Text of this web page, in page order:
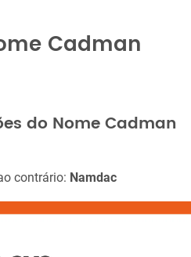
Cadman
do Nome Cadman
contrário: Namdac